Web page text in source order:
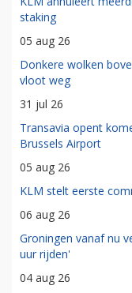
staking
05 aug 26
Donkere wolken
vloot weg
31 jul 26
Transavia opent
Brussels Airport
05 aug 26
KLM stelt eerste
06 aug 26
Groningen vanaf nu
uur rijden'
04 aug 26